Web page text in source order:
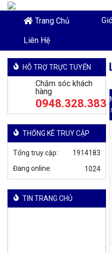
Trang Chủ
Liên Hệ
HỖ TRỢ TRỰC TUYẾN
Chăm sóc khách
hàng
0948.328.383
THỐNG KÊ TRUY CẬP
1914183
Tổng truy cập:
Đang online:
TIN TRANG CHỦ